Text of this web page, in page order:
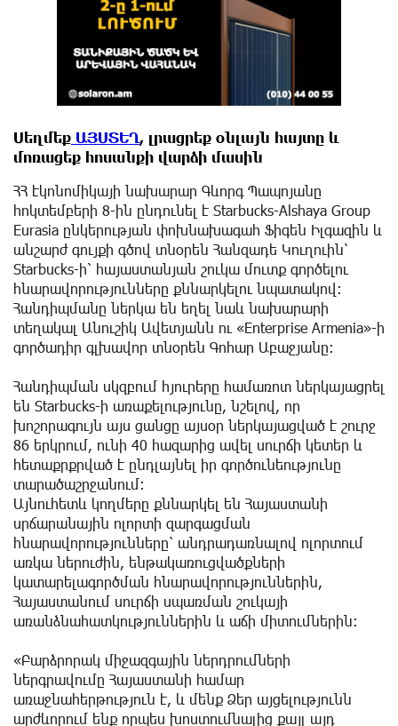
Սեղմեք ԱՅՍՏԵՂ, լրացրեք օնլայն հայտը և
մոռացեք հոսանքի վարձի մասին
ՀՀ էկոնոմիկայի նախարար Գևորգ Պապոյանը
հոկտեմբերի 8-ին ընդունել է Starbucks-Alshaya Group
Eurasia ընկերության փոխնախագահ Ֆիգեն Իլգազին և
անշարժ գույքի գծով տնօրեն Հանզադե Կուղուին՝
Starbucks-ի՝ հայաստանյան շուկա մուտք գործելու
հնարավորությունները քննարկելու նպատակով։
Հանդիպմանը ներկա են եղել նաև նախարարի
տեղակալ Անուշիկ Ավետյանն ու «Enterprise Armenia»-ի
գործադիր գլխավոր տնօրեն Գոհար Աբաջյանը։
Հանդիպման սկզբում հյուրերը համառոտ ներկայացրել
են Starbucks-ի առաքելությունը, նշելով, որ
խոշորագույն այս ցանցը այսօր ներկայացված է շուրջ
86 երկրում, ունի 40 հազարից ավել սուրճի կետեր և
հետաքրքրված է ընդլայնել իր գործունեությունը
տարածաշրջանում։
Այնուհետև կողմերը քննարկել են Հայաստանի
սրճարանային ոլորտի զարգացման
հնարավորությունները՝ անդրադառնալով ոլորտում
առկա ներուժին, ենթակառուցվածքների
կատարելագործման հնարավորություններին,
Հայաստանում սուրճի սպառման շուկայի
առանձնահատկություններին և աճի միտումներին։
«Բարձրորակ միջազգային ներդրումների
ներգրավումը Հայաստանի համար
առաջնահերթություն է, և մենք Ձեր այցելությունն
արժևորում ենք որպես խոստումնալից քայլ այդ